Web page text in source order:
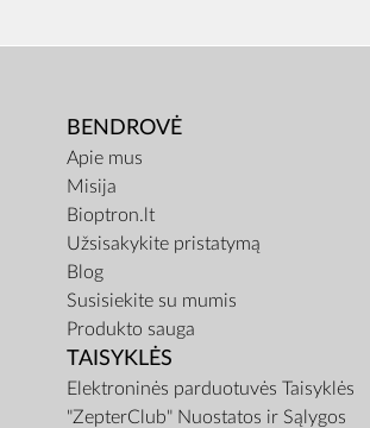
BENDROVĖ
Apie mus
Misija
Bioptron.lt
Užsisakykite pristatymą
Blog
Susisiekite su mumis
Produkto sauga
TAISYKLĖS
Elektroninės parduotuvės Taisyklės
"ZepterClub" Nuostatos ir Sąlygos